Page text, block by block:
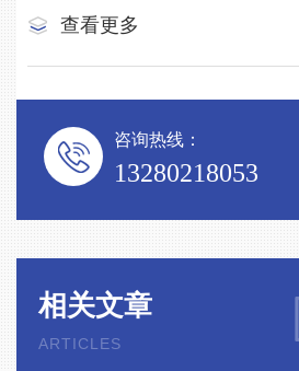
查看更多
咨询热线：
13280218053
相关文章
ARTICLES